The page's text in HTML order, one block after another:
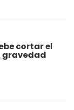
cortar el
gravedad